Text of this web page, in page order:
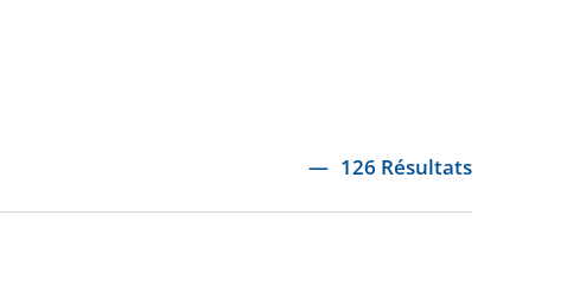
126 Résultats